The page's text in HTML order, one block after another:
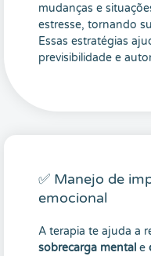
mudanças e
estresse, tornando
Essas estratégias
previsibilidade e
✅ Manejo de
emocional
A terapia te ajuda a
sobrecarga mentale